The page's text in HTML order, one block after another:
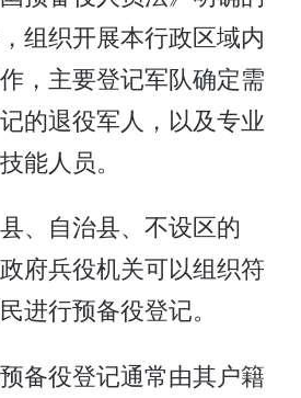
组织开展本行政区域内
，主要登记军队确定需
的退役军人，以及专业
能人员。
、自治县、不设区的
府兵役机关可以组织符
进行预备役登记。
备役登记通常由其户籍